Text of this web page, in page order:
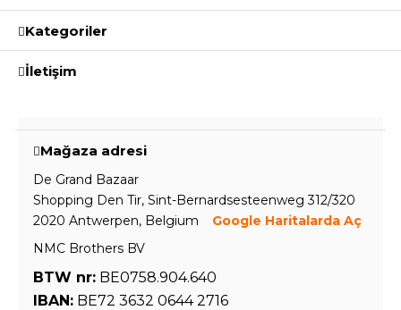
Kategoriler
İletişim
Mağaza adresi
De Grand Bazaar
Shopping Den Tir, Sint-Bernardsesteenweg 312/320
2020 Antwerpen, Belgium
Google Haritalarda Aç
NMC Brothers BV
BTW nr: BE0758.904.640
IBAN: BE72 3632 0644 2716